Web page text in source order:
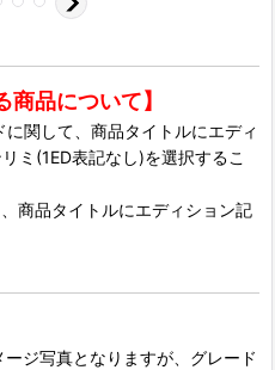
商品について】
関して、商品タイトルにエディ
ミ(1ED表記なし)を選択するこ
商品タイトルにエディション記
ジ写真となりますが、グレード